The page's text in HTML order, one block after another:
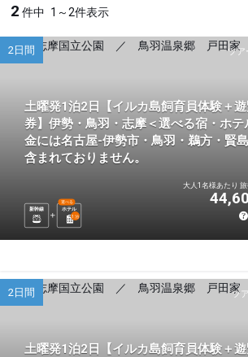
2 件中 1～2件表示
ツア
2日間
土曜発1泊2日【イルカ島飼育員体験＋
券】伊勢・鳥羽・志摩＜選べる宿・
金には名古屋-伊勢市・鳥羽・鵜方・賢
含まれておりません。
新幹線 ホテル
選べる
1 泊
大人1名様あたり
ツ
2日間
土曜発1泊2日【イルカ島飼育員体験＋